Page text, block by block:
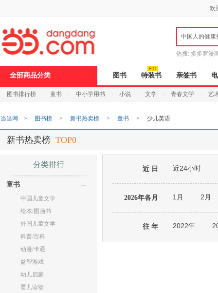
欢
中国人的健康
热搜: 多多罗漫
全部商品分类 图书 特装书 亲签书
图书排行榜 童书 中小学用书 小说 文学 青春文学 艺
打
开
无
障
页
加
当当网 > 图书榜 > 新书热卖榜 > 童书 > 少儿英语
新书热卖榜 TOP0
分类排行
童书
中国儿童文学
绘本/图画书
外国儿童文学
科普/百科
动漫/卡通
益智游戏
幼儿启蒙
婴儿读物
近 日 近24小时
2026年各月 1月 2月
往 年 2022年